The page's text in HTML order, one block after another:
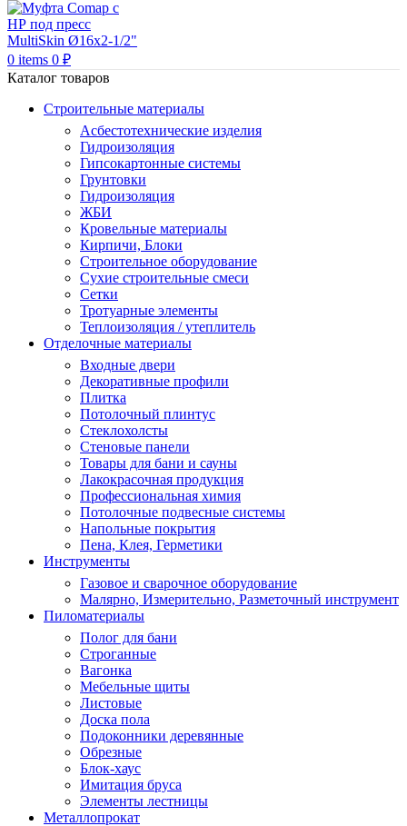
0 items 0 ₽
Каталог товаров
Строительные материалы
Асбестотехнические изделия
Гидроизоляция
Гипсокартонные системы
Грунтовки
Гидроизоляция
ЖБИ
Кровельные материалы
Кирпичи, Блоки
Строительное оборудование
Сухие строительные смеси
Сетки
Тротуарные элементы
Теплоизоляция / утеплитель
Отделочные материалы
Входные двери
Декоративные профили
Плитка
Потолочный плинтус
Стеклохолсты
Стеновые панели
Товары для бани и сауны
Лакокрасочная продукция
Профессиональная химия
Потолочные подвесные системы
Напольные покрытия
Пена, Клея, Герметики
Инструменты
Газовое и сварочное оборудование
Малярно, Измерительно, Разметочный инструмент
Пиломатериалы
Полог для бани
Строганные
Вагонка
Мебельные щиты
Листовые
Доска пола
Подоконники деревянные
Обрезные
Блок-хаус
Имитация бруса
Элементы лестницы
Металлопрокат